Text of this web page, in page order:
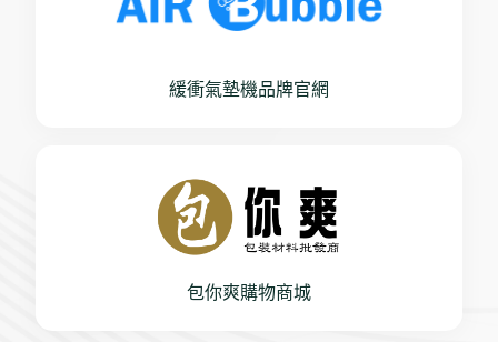
緩衝氣墊機品牌官網
包你爽購物商城